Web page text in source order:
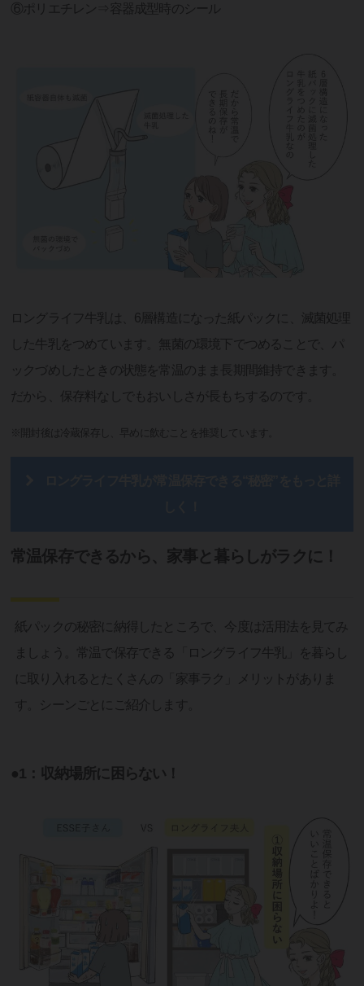
⑥ポリエチレン⇒容器成型時のシール
ロングライフ牛乳は、6層構造になった紙パックに、滅菌処理
した牛乳をつめています。無菌の環境下でつめることで、パ
ックづめしたときの状態を常温のまま長期間維持できます。
だから、保存料なしでもおいしさが長もちするのです。
※開封後は冷蔵保存し、早めに飲むことを推奨しています。
常温保存できるから、家事と暮らしがラクに！
紙パックの秘密に納得したところで、今度は活用法を見てみ
ましょう。常温で保存できる「ロングライフ牛乳」を暮らし
に取り入れるとたくさんの「家事ラク」メリットがありま
す。シーンごとにご紹介します。
●1：収納場所に困らない！